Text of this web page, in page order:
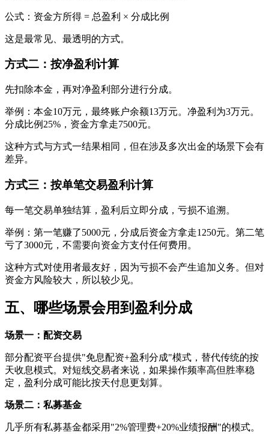
公式：资金方所得 = 总盈利 × 分成比例
这是最常见、最透明的方式。
方式二：按净盈利计算
先扣除本金，再对净盈利部分进行分成。
举例：本金10万元，最终账户余额13万元。净盈利为3万元。
分成比例25%，资金方拿走7500元。
这种方式与方式一结果相同，但在涉及多次出金的场景下会有
差异。
方式三：按单笔交易盈利计算
每一笔交易单独结算，盈利后立即分成，亏损不追溯。
举例：第一笔赚了5000元，分成后资金方拿走1250元。第二笔
亏了3000元，不需要向资金方支付任何费用。
这种方式对使用者最友好，因为亏损不会产生追加义务。但对
资金方风险较大，所以较少见。
五、哪些场景会用到盈利分成
场景一：配资交易
部分配资平台提供"免息配资+盈利分成"模式，替代传统的按
天收息模式。对短线交易者来说，如果操作频率高但胜率稳
定，盈利分成可能比按天付息更划算。
场景二：私募基金
几乎所有私募基金都采用"2%管理费+20%业绩报酬"的模式。